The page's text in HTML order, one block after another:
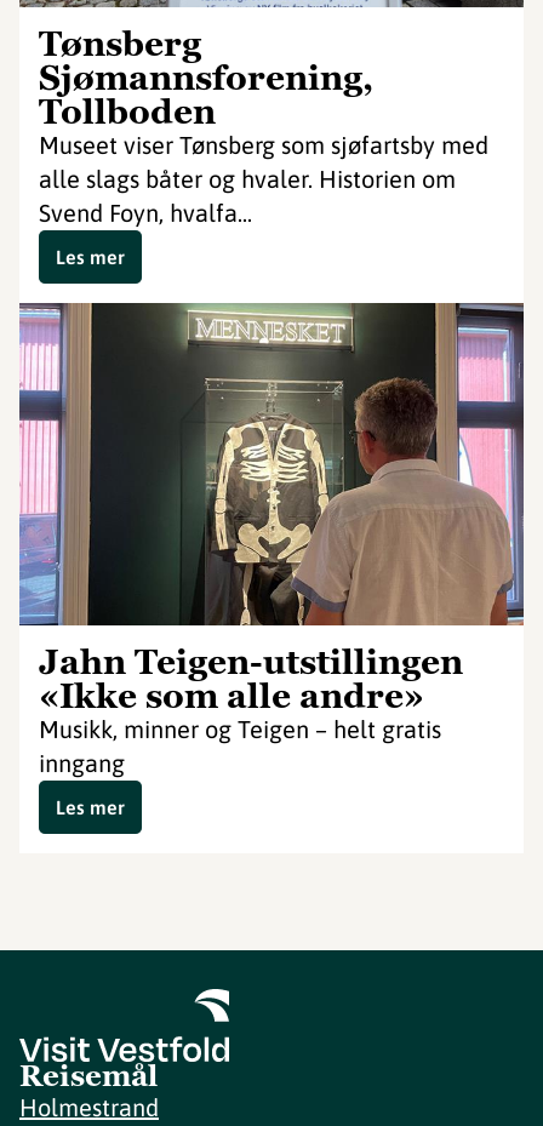
Tønsberg
Sjømannsforening,
Tollboden
Museet viser Tønsberg som sjøfartsby med
alle slags båter og hvaler. Historien om
Svend Foyn, hvalfa...
Les mer
Jahn Teigen-utstillingen
«Ikke som alle andre»
Musikk, minner og Teigen – helt gratis
inngang
Les mer
Reisemål
Holmestrand